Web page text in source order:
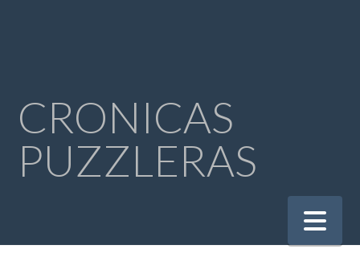
CRONICAS
PUZZLERAS